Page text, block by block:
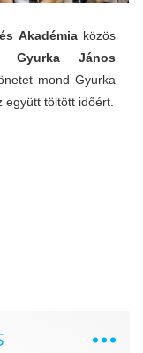
Akadémiaközös
Gyurka János
mond Gyurka
együtt töltött időért.